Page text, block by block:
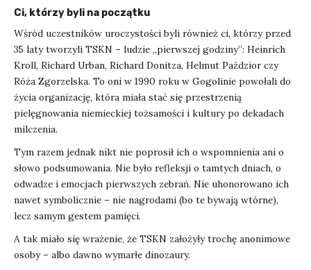
Ci, którzy byli na początku
Wśród uczestników uroczystości byli również ci, którzy przed
35 laty tworzyli TSKN – ludzie „pierwszej godziny”: Heinrich
Kroll, Richard Urban, Richard Donitza, Helmut Paździor czy
Róża Zgorzelska. To oni w 1990 roku w Gogolinie powołali do
życia organizację, która miała stać się przestrzenią
pielęgnowania niemieckiej tożsamości i kultury po dekadach
milczenia.
Tym razem jednak nikt nie poprosił ich o wspomnienia ani o
słowo podsumowania. Nie było refleksji o tamtych dniach, o
odwadze i emocjach pierwszych zebrań. Nie uhonorowano ich
nawet symbolicznie – nie nagrodami (bo te bywają wtórne),
lecz samym gestem pamięci.
A tak miało się wrażenie, że TSKN założyły trochę anonimowe
osoby – albo dawno wymarłe dinozaury.